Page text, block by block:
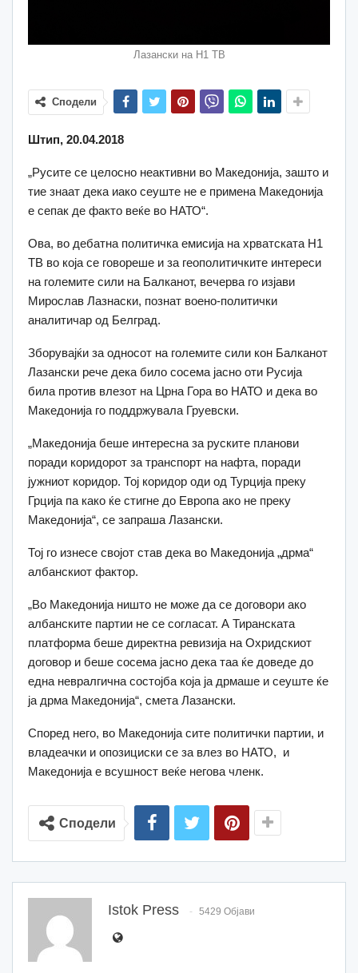
Лазански на Н1 ТВ
Сподели
Штип, 20.04.2018
„Русите се целосно неактивни во Македонија, зашто и
тие знаат дека иако сеуште не е примена Македонија
е сепак де факто веќе во НАТО“.
Ова, во дебатна политичка емисија на хрватската Н1
ТВ во која се говореше и за геополитичките интереси
на големите сили на Балканот, вечерва го изјави
Мирослав Лазнаски, познат воено-политички
аналитичар од Белград.
Зборувајќи за односот на големите сили кон Балканот
Лазански рече дека било сосема јасно оти Русија
била против влезот на Црна Гора во НАТО и дека во
Македонија го поддржувала Груевски.
„Македонија беше интересна за руските планови
поради коридорот за транспорт на нафта, поради
јужниот коридор. Тој коридор оди од Турција преку
Грција па како ќе стигне до Европа ако не преку
Македонија“, се запраша Лазански.
Тој го изнесе својот став дека во Македонија „дрма“
албанскиот фактор.
„Во Македонија ништо не може да се договори ако
албанските партии не се согласат. А Тиранската
платформа беше директна ревизија на Охридскиот
договор и беше сосема јасно дека таа ќе доведе до
една невралгична состојба која ја дрмаше и сеуште ќе
ја дрма Македонија“, смета Лазански.
Според него, во Македонија сите политички партии, и
владеачки и опозициски се за влез во НАТО, и
Македонија е всушност веќе негова членк.
Сподели
Istok Press 5429 Објави